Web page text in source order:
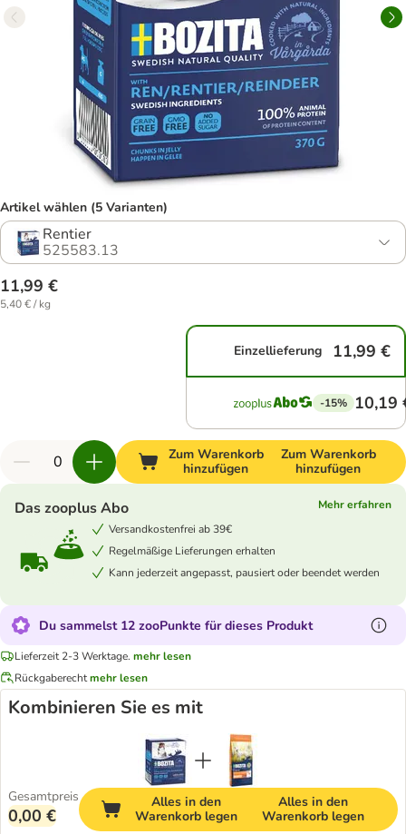
Artikel wählen (5 Varianten)
Rentier
525583.13
11,99 €
5,40 € / kg
Einzellieferung 11,99 €
-15% 10,19
Zum Warenkorb
hinzufügen
Zum Warenkorb
hinzufügen
Das zooplus Abo
Mehr erfahren
Versandkostenfrei ab 39€
Regelmäßige Lieferungen erhalten
Kann jederzeit angepasst, pausiert oder beendet werden
Du sammelst 12 zooPunkte für dieses Produkt
Lieferzeit 2-3 Werktage. mehr lesen
Rückgaberechtmehr lesen
Kombinieren Sie es mit
Gesamtpreis
0,00 €
Alles in den
Warenkorb legen
Alles in den
Warenkorb legen